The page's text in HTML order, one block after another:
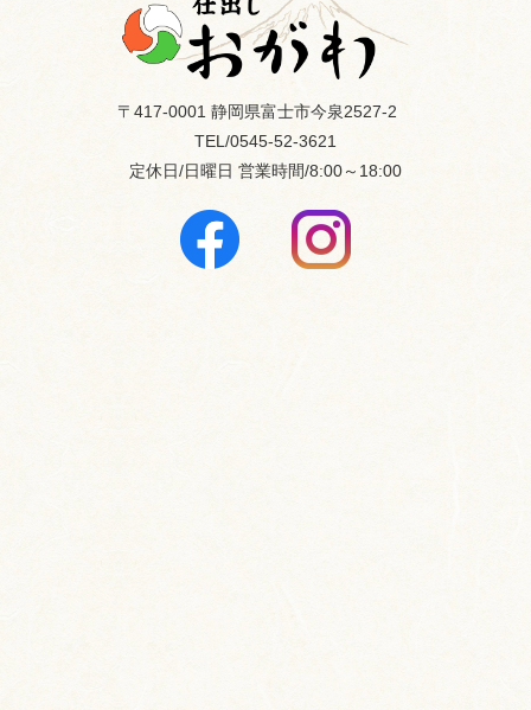
〒417-0001 静岡県富士市今泉2527-2
TEL/0545-52-3621
定休日/日曜日 営業時間/8:00～18:00